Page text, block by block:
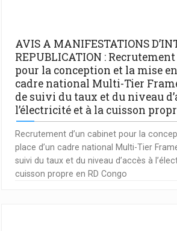
AVIS A MANIFESTATIONS
REPUBLICATION :
pour la conception et la mise
cadre national Multi-Tier
de suivi du taux et du niveau
l’électricité et à la cuisson
Recrutement d’un cabinet pour la
place d’un cadre national Multi-Tier
suivi du taux et du niveau d’accès à
cuisson propre en RD Congo